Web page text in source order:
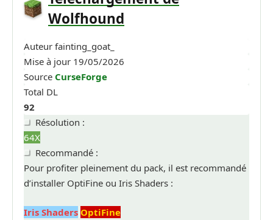
Wolfhound
Auteur fainting_goat_
Mise à jour 19/05/2026
Source CurseForge
Total DL
92
Résolution :
64X
Recommandé :
Pour profiter pleinement du pack, il est recommandé
d’installer OptiFine ou Iris Shaders :
Iris Shaders OptiFine